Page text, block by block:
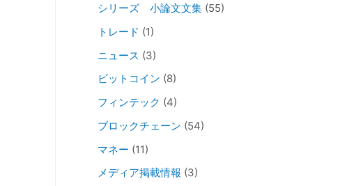
シリーズ 小論文文集 (55)
トレード (1)
ニュース (3)
ビットコイン (8)
フィンテック (4)
ブロックチェーン (54)
マネー (11)
メディア掲載情報 (3)